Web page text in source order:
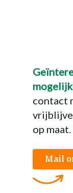
contact
op maat.
Mail